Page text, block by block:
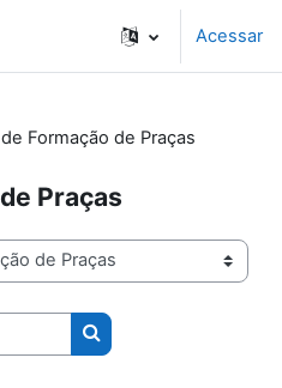
Acessar
Formação de Praças
Praças
Buscar cursos